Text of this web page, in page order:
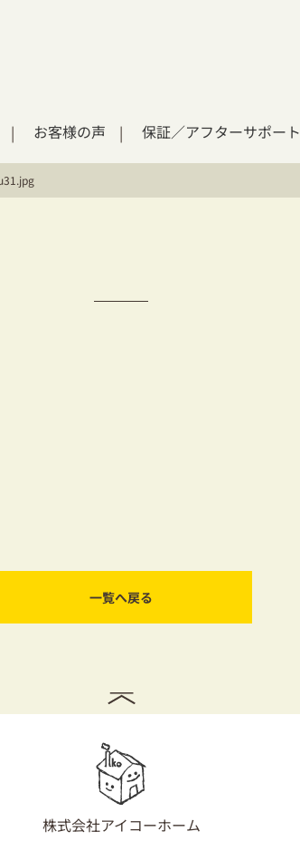
お客様の声 保証／アフターサポート
一覧へ戻る
株式会社アイコーホーム